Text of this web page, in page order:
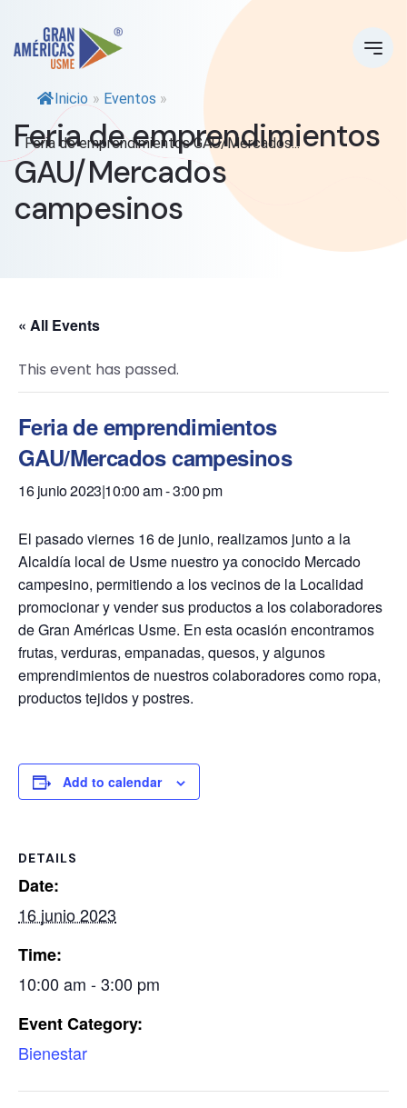
Inicio » Eventos »
Feria de emprendimientos GAU/Mercados...
Feria de emprendimientos
GAU/Mercados
campesinos
« All Events
This event has passed.
Feria de emprendimientos
GAU/Mercados campesinos
16 junio 2023|10:00 am-3:00 pm
El pasado viernes 16 de junio, realizamos junto a la
Alcaldía local de Usme nuestro ya conocido Mercado
campesino, permitiendo a los vecinos de la Localidad
promocionar y vender sus productos a los colaboradores
de Gran Américas Usme. En esta ocasión encontramos
frutas, verduras, empanadas, quesos, y algunos
emprendimientos de nuestros colaboradores como ropa,
productos tejidos y postres.
Add to calendar
DETAILS
Date:
16 junio 2023
Time:
10:00 am - 3:00 pm
Event Category:
Bienestar